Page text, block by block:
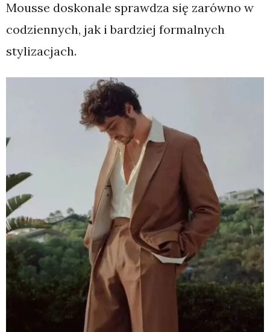
Mousse doskonale sprawdza się zarówno w
codziennych, jak i bardziej formalnych
stylizacjach.